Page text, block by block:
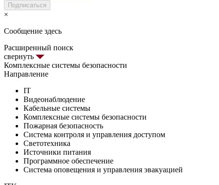
Подписаться
×
Сообщение здесь
Расширенный поиск
свернуть
Комплексные системы безопасности
Направление
IT
Видеонаблюдение
Кабельные системы
Комплексные системы безопасности
Пожарная безопасность
Система контроля и управления доступом
Светотехника
Источники питания
Программное обеспечение
Система оповещения и управления эвакуацией